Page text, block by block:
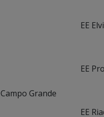
Campo Grande
EE
EE
EE